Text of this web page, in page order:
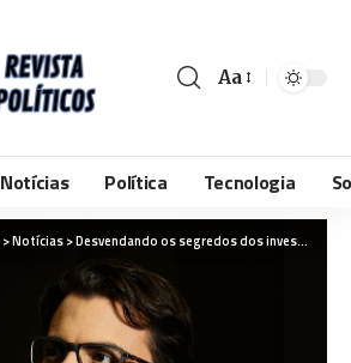
Aa
Notícias Política Tecnologia
>Notícias>Desvendando os segredos dos investimentos de risco: saiba quando vale a pena arriscar